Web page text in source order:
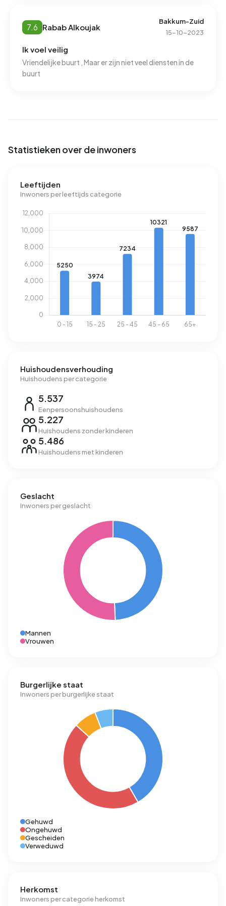
7.6 Rabab Alkoujak
Bakkum-Zuid
15-10-2023
Ik voel veilig
Vriendelijke buurt , Maar er zijn niet veel diensten in de
buurt
Statistieken over de inwoners
Leeftijden
Inwoners per leeftijds categorie
Huishoudensverhouding
Huishoudens per categorie
5.537
Eenpersoonshuishoudens
5.227
Huishoudens zonder kinderen
5.486
Huishoudens met kinderen
Geslacht
Inwoners per geslacht
Mannen
Vrouwen
Burgerlijke staat
Inwoners per burgerlijke staat
Gehuwd
Ongehuwd
Gescheiden
Verweduwd
Herkomst
Inwoners per categorie herkomst